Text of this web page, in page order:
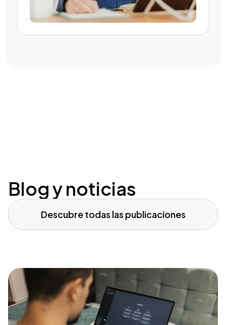
Blog y noticias
Descubre todas las publicaciones